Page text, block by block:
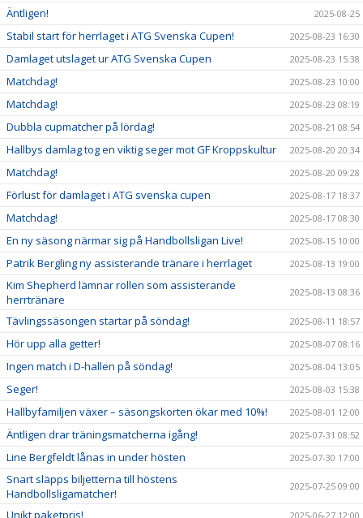
Äntligen! 2025-08-25
Stabil start för herrlaget i ATG Svenska Cupen! 2025-08-23 16:30
Damlaget utslaget ur ATG Svenska Cupen 2025-08-23 15:38
Matchdag! 2025-08-23 10:00
Matchdag! 2025-08-23 08:19
Dubbla cupmatcher på lördag! 2025-08-21 08:54
Hallbys damlag tog en viktig seger mot GF Kroppskultur 2025-08-20 20:34
Matchdag! 2025-08-20 09:28
Förlust för damlaget i ATG svenska cupen 2025-08-17 18:37
Matchdag! 2025-08-17 08:30
En ny säsong närmar sig på Handbollsligan Live! 2025-08-15 10:00
Patrik Bergling ny assisterande tränare i herrlaget 2025-08-13 19:00
Kim Shepherd lämnar rollen som assisterande
herrtränare
2025-08-13 08:36
Tävlingssäsongen startar på söndag! 2025-08-11 18:57
Hör upp alla getter! 2025-08-07 08:16
Ingen match i D-hallen på söndag! 2025-08-04 13:05
Seger! 2025-08-03 15:38
Hallbyfamiljen växer – säsongskorten ökar med 10%! 2025-08-01 12:00
Äntligen drar träningsmatcherna igång! 2025-07-31 08:52
Line Bergfeldt lånas in under hösten 2025-07-30 17:00
Snart släpps biljetterna till höstens
Handbollsligamatcher!
2025-07-25 09:00
Unikt paketpris! 2025-06-27 12:00